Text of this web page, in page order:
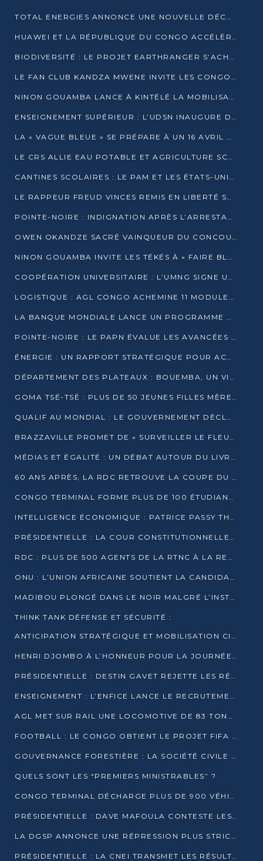
TOTAL ENERGIES ANNONCE UNE NOUVELLE DÉCOUVERTE D’HYDROCARBURES SUR LE PERMIS MOHO AU LARGE DU CONGO
HUAWEI ET LA RÉPUBLIQUE DU CONGO ACCÉLÈRENT LEUR PARTENARIAT
BIODIVERSITÉ : LE PROJET EARTHRANGER S’ACHÈVE, MAIS LES DÉFIS DEMEURENT
LE FAN CLUB KANDZA MWENE INVITE LES CONGOLAIS À UNE FORTE AFFLUENCE AU STADE DE KINTÉLÉ
NINON GOUAMBA LANCE À KINTÉLÉ LA MOBILISATION POUR L’INVESTITURE DR DSN
ENSEIGNEMENT SUPÉRIEUR : L’UDSN INAUGURE DES LABORATOIRES POUR BOOSTER LA FORMATION PRATIQUE
LA « VAGUE BLEUE » SE PRÉPARE À UN 16 AVRIL HISTORIQUE
LE CRS ALLIE EAU POTABLE ET AGRICULTURE SCOLAIRE AU CŒUR DE LA TRANSFORMATION DES ÉCOLES RURALES
CANTINES SCOLAIRES : LE PAM ET LES ÉTATS-UNIS AU CONTACT DES ÉCOLIERS DE KINKALA
LE RAPPEUR FREUD VINCES REMIS EN LIBERTÉ SOUS PRESSION MÉDIATIQUE
POINTE-NOIRE : INDIGNATION APRÈS L’ARRESTATION DU RAPPEUR FREUD VINCES
OWEN OKANDZE SACRÉ VAINQUEUR DU CONCOURS SLAM POUR LA VIE
NINON GOUAMBA INVITE LES TÉKÉS À « FAIRE BLOC » POUR PESER DANS LE DÉBAT NATIONAL
COOPÉRATION UNIVERSITAIRE : L’UMNG SIGNE UN ACCORD STRATÉGIQUE AVEC L’UNIVERSITÉ HAINAN EN CHINE
LOGISTIQUE : AGL CONGO ACHEMINE 11 MODULES GÉANTS JUSQU’À BRAZZAVILLE
LA BANQUE MONDIALE LANCE UN PROGRAMME DE 394 MILLIONS DE DOLLARS POUR LE BASSIN DU CONGO
POINTE-NOIRE : LE PAPN ÉVALUE LES AVANCÉES DU MÔLE EST
ÉNERGIE : UN RAPPORT STRATÉGIQUE POUR ACCÉLÉRER LA TRANSITION AU CONGO
DÉPARTEMENT DES PLATEAUX : BOUEMBA, UN VIVIER ÉCONOMIQUE PRÊT À EXPLOSER
GOMA TSÉ-TSÉ : PLUS DE 50 JEUNES FILLES MÈRES SENSIBILISÉES À LA SANTÉ SEXUELLE
QUALIF AU MONDIAL : LE GOUVERNEMENT DÉCLARE LA JOURNÉE DU 1ER AVRIL 2026 CHÔMÉE ET PAYÉE
BRAZZAVILLE PROMET DE « SURVEILLER LE FLEUVE » APRÈS LA QUALIFICATION DE LA RDC AU MONDIAL
MÉDIAS ET ÉGALITÉ : UN DÉBAT AUTOUR DU LIVRE « CES FEMMES QUI REPRENNENT LE POUVOIR SUR LEUR VIE »
60 ANS APRÈS, LA RDC RETROUVE LA COUPE DU MONDE
CONGO TERMINAL FORME PLUS DE 100 ÉTUDIANTS AUX TECHNIQUES D’EMBAUCHE
INTELLIGENCE ÉCONOMIQUE : PATRICE PASSY THÉORISE UNE STRATÉGIE ADAPTÉE AUX CONTEXTES FRAGMENTÉS
PRÉSIDENTIELLE : LA COUR CONSTITUTIONNELLE CONFIRME LA VICTOIRE DE SASSOU NGUESSO AVEC 94,90 % DES SUFFRAGES
RDC : PLUS DE 500 AGENTS DE LA RTNC À LA RETRAITE, UNE PAGE SE TOURNE
ONU : L’UNION AFRICAINE SOUTIENT LA CANDIDATURE DE MACKY SALL
MADIBOU PLONGÉ DANS LE NOIR MALGRÉ L’INSTALLATION D’UN NOUVEAU TRANSFORMATEUR
THINK TANK DÉFENSE ET SÉCURITÉ :
ANTICIPATION STRATÉGIQUE ET MOBILISATION CITOYENNE POUR NOTRE SOUVERAINETÉ NATIONALE
HENRI DJOMBO À L’HONNEUR POUR LA JOURNÉE MONDIALE DU THÉÂTRE
PRÉSIDENTIELLE : DESTIN GAVET REJETTE LES RÉSULTATS ET APPELLE À UN DIALOGUE NATIONAL
ENSEIGNEMENT : L’ENFICE LANCE LE RECRUTEMENT DE SA PREMIÈRE PROMOTION DE PROFESSEURS DES ÉCOLES
AGL MET SUR RAIL UNE LOCOMOTIVE DE 83 TONNES À POINTE-NOIRE
FOOTBALL : LE CONGO OBTIENT LE PROJET FIFA ARENA POUR SES 15 DÉPARTEMENTS
GOUVERNANCE FORESTIÈRE : LA SOCIÉTÉ CIVILE CONGOLAISE AFFICHE SES PRIORITÉS POUR 2026
QUELS SONT LES “PREMIERS MINISTRABLES” ?
CONGO TERMINAL DÉCHARGE PLUS DE 900 VÉHICULES EN QUELQUES HEURES
PRÉSIDENTIELLE : DAVE MAFOULA CONTESTE LES RÉSULTATS PROVISOIRES
LA DGSP ANNONCE UNE RÉPRESSION PLUS STRICTE CONTRE LES MOTO-TAXIS
PRÉSIDENTIELLE : LA CNEI TRANSMET LES RÉSULTATS PROVISOIRES À LA COUR CONSTITUTIONNELLE